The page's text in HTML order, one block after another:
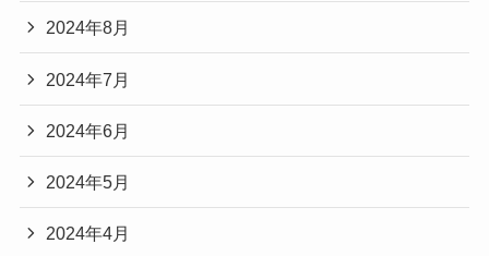
2024年8月
2024年7月
2024年6月
2024年5月
2024年4月